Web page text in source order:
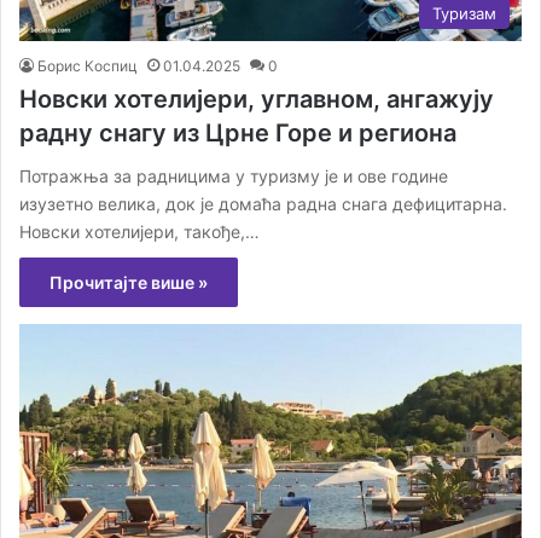
Туризам
Борис Коспиц 01.04.2025 0
Новски хотелијери, углавном, ангажују
радну снагу из Црне Горе и региона
Потражња за радницима у туризму је и ове године
изузетно велика, док је домаћа радна снага дефицитарна.
Новски хотелијери, такође,…
Прочитајте више »